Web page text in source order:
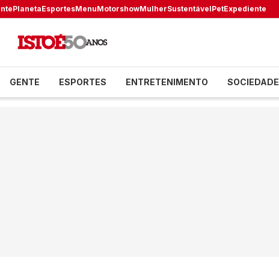
PlanetaEsportesMenuMotorshowMulherSustentávelPetExpediente
GENTE ESPORTES ENTRETENIMENTO SOCIEDADE